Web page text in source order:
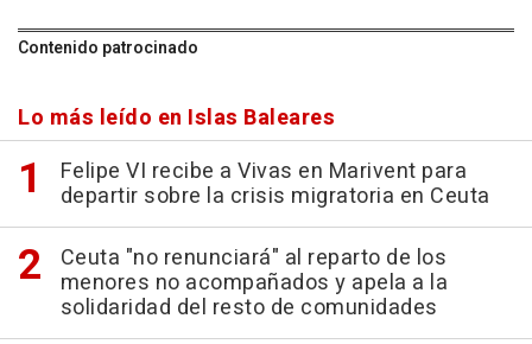
Contenido patrocinado
Lo más leído en Islas Baleares
Felipe VI recibe a Vivas en Marivent para
departir sobre la crisis migratoria en Ceuta
Ceuta "no renunciará" al reparto de los
menores no acompañados y apela a la
solidaridad del resto de comunidades